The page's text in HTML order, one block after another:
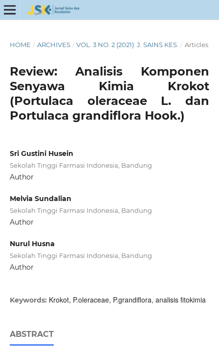
HOME / ARCHIVES / VOL. 3 NO. 2 (2021): J. SAINS KES. / Articles
Review: Analisis Komponen
Senyawa Kimia Krokot
(Portulaca oleraceae L. dan
Portulaca grandiflora Hook.)
Sri Gustini Husein
Sekolah Tinggi Farmasi Indonesia, Bandung
Author
Melvia Sundalian
Sekolah Tinggi Farmasi Indonesia, Bandung
Author
Nurul Husna
Sekolah Tinggi Farmasi Indonesia, Bandung
Author
Keywords: Krokot, P.oleraceae, P.grandiflora, analisis fitokimia
ABSTRACT